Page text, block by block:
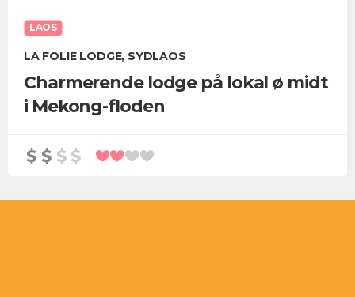
LAOS
LA FOLIE LODGE, SYDLAOS
Charmerende lodge på lokal ø midt
i Mekong-floden